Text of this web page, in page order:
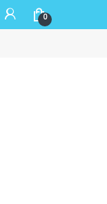
0